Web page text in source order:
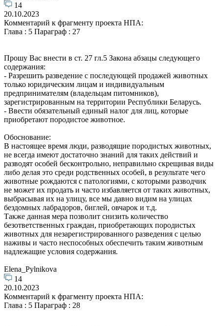
14
20.10.2023
Комментарий к фрагменту проекта НПА:
Глава : 5 Параграф : 27
Прошу Вас внести в ст. 27 гл.5 Закона абзацы следующего
содержания:
- Разрешить разведение с последующей продажей животных
только юридическим лицам и индивидуальным
предпринимателям (владельцам питомников),
зарегистрированным на территории Республики Беларусь.
- Ввести обязательный единый налог для лиц, которые
приобретают породистое животное.
Обоснование:
В настоящее время люди, разводящие породистых животных,
не всегда имеют достаточно знаний для таких действий и
разводят особей бесконтрольно, неправильно скрещивая виды
либо делая это среди родственных особей, в результате чего
животные рождаются с патологиями, с которыми разводчик
не может их продать и часто избавляется от таких животных,
выбрасывая их на улицу, все мы давно видим на улицах
бездомных лабрадоров, биглей, овчарок и т.д.
Также данная мера позволит снизить количество
безответственных граждан, приобретающих породистых
животных для незарегистрированного разведения с целью
наживы и часто неспособных обеспечить таким животным
надлежащие условия содержания.
Elena_Pylnikova
14
20.10.2023
Комментарий к фрагменту проекта НПА:
Глава : 5 Параграф : 28